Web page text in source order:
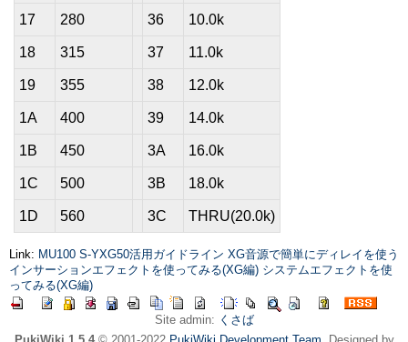
17 280 36 10.0k
18 315 37 11.0k
19 355 38 12.0k
1A 400 39 14.0k
1B 450 3A 16.0k
1C 500 3B 18.0k
1D 560 3C THRU(20.0k)
Link: MU100 S-YXG50活用ガイドライン XG音源で簡単にディレイを使う
インサーションエフェクトを使ってみる(XG編) システムエフェクトを使
ってみる(XG編)
Site admin: くさば